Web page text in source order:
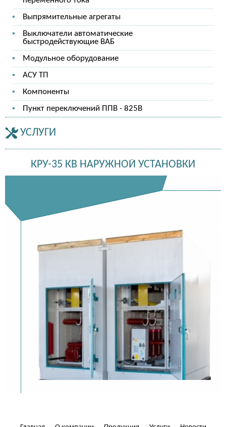
Выпрямительные агрегаты
Выключатели автоматические
быстродействующие ВАБ
Модульное оборудование
АСУ ТП
Компоненты
Пункт переключений ППВ - 825В
УСЛУГИ
КРУ-35 КВ НАРУЖНОЙ УСТАНОВКИ